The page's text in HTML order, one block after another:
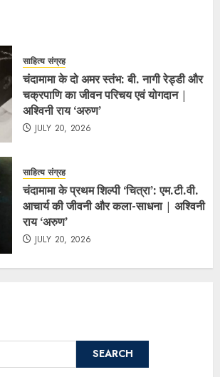
साहित्य संग्रह
चंदामामा के दो अमर स्तंभ: बी. नागी रेड्डी और
चक्रपाणि का जीवन परिचय एवं योगदान |
अश्विनी राय ‘अरुण’
JULY 20, 2026
साहित्य संग्रह
चंदामामा के प्रथम शिल्पी ‘चित्रा’: एम.टी.वी.
आचार्य की जीवनी और कला-साधना | अश्विनी
राय ‘अरुण’
JULY 20, 2026
SEARCH